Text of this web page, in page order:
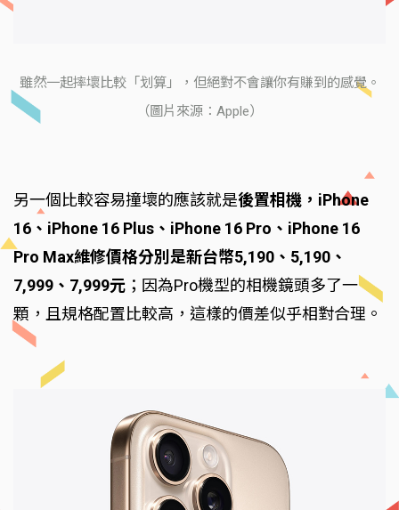
雖然一起摔壞比較「划算」，但絕對不會讓你有賺到的感覺。
（圖片來源：Apple）
另一個比較容易撞壞的應該就是後置相機，iPhone
16、iPhone 16 Plus、iPhone 16 Pro、iPhone 16
Pro Max維修價格分別是新台幣5,190、5,190、
7,999、7,999元 ；因為Pro機型的相機鏡頭多了一
顆，且規格配置比較高，這樣的價差似乎相對合理。